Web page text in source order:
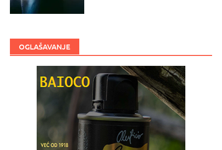
OGLAŠAVANJE